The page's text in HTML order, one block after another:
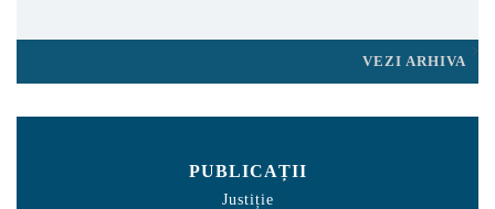
VEZI ARHIVA
PUBLICAȚII
Justiție